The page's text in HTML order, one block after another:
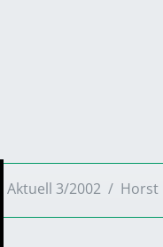
Aktuell 3/2002 Horst